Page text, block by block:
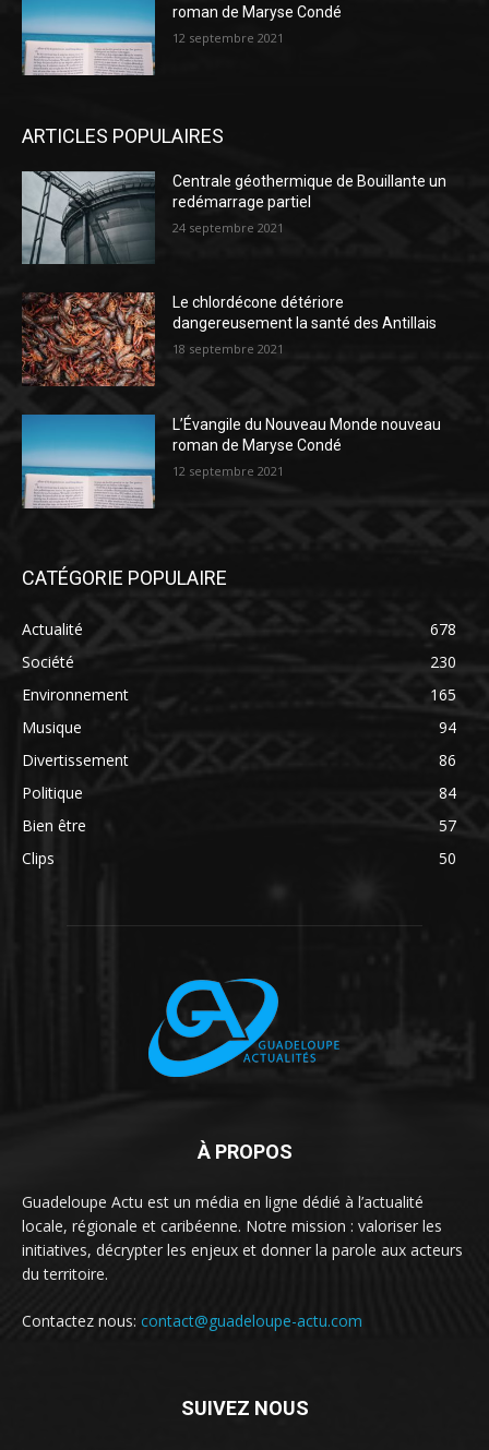
roman de Maryse Condé
12 septembre 2021
ARTICLES POPULAIRES
Centrale géothermique de Bouillante un
redémarrage partiel
24 septembre 2021
Le chlordécone détériore
dangereusement la santé des Antillais
18 septembre 2021
L’Évangile du Nouveau Monde nouveau
roman de Maryse Condé
12 septembre 2021
CATÉGORIE POPULAIRE
Actualité
678
Société
230
Environnement
165
Musique
94
Divertissement
86
Politique
84
Bien être
57
Clips
50
À PROPOS
Guadeloupe Actu est un média en ligne dédié à l’actualité
locale, régionale et caribéenne. Notre mission : valoriser les
initiatives, décrypter les enjeux et donner la parole aux acteurs
du territoire.
Contactez nous: contact@guadeloupe-actu.com
SUIVEZ NOUS